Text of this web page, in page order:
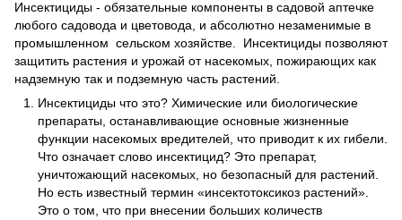
Инсектициды - обязательные компоненты в садовой аптечке
любого садовода и цветовода, и абсолютно незаменимые в
промышленном сельском хозяйстве. Инсектициды позволяют
защитить растения и урожай от насекомых, пожирающих как
надземную так и подземную часть растений.
Инсектициды что это? Химические или биологические
препараты, останавливающие основные жизненные
функции насекомых вредителей, что приводит к их гибели.
Что означает слово инсектицид? Это препарат,
уничтожающий насекомых, но безопасный для растений.
Но есть известный термин «инсектотоксикоз растений».
Это о том, что при внесении больших количеств